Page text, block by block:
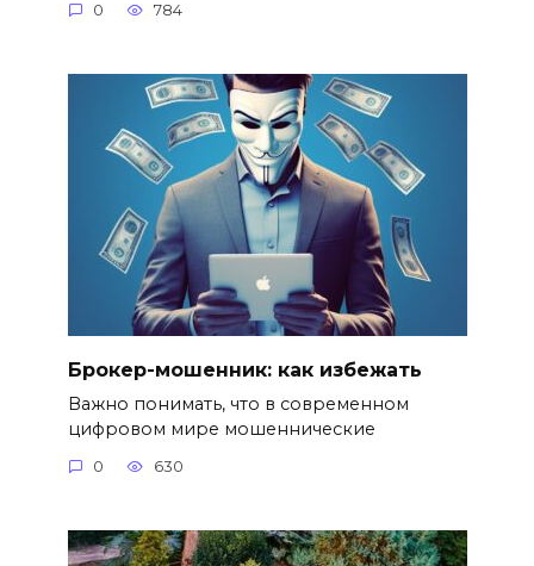
0 784
Брокер-мошенник: как избежать
Важно понимать, что в современном
цифровом мире мошеннические
0 630